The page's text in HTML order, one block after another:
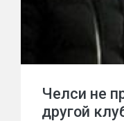
Челси не
другой